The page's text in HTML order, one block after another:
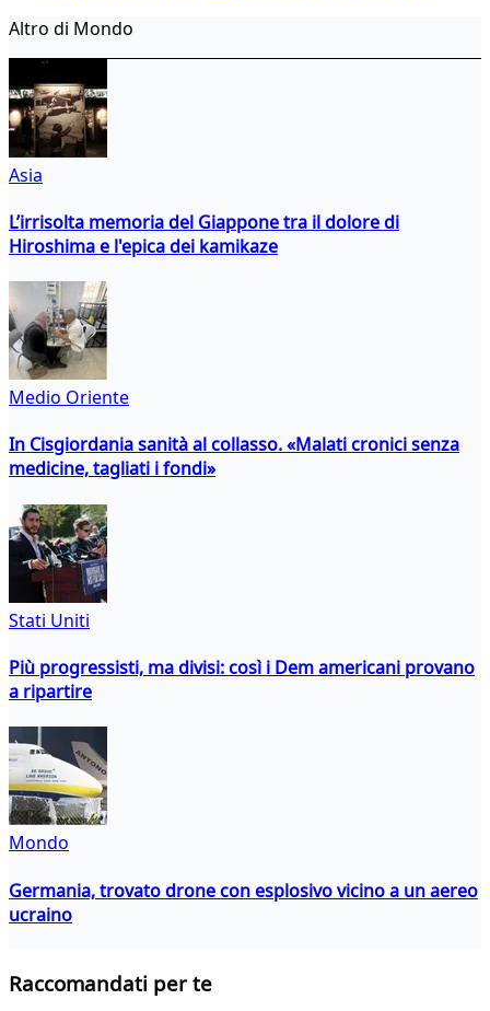
Altro di Mondo
Asia
L’irrisolta memoria del Giappone tra il dolore di
Hiroshima e l'epica dei kamikaze
Medio Oriente
In Cisgiordania sanità al collasso. «Malati cronici senza
medicine, tagliati i fondi»
Stati Uniti
Più progressisti, ma divisi: così i Dem americani provano
a ripartire
Mondo
Germania, trovato drone con esplosivo vicino a un aereo
ucraino
Raccomandati per te